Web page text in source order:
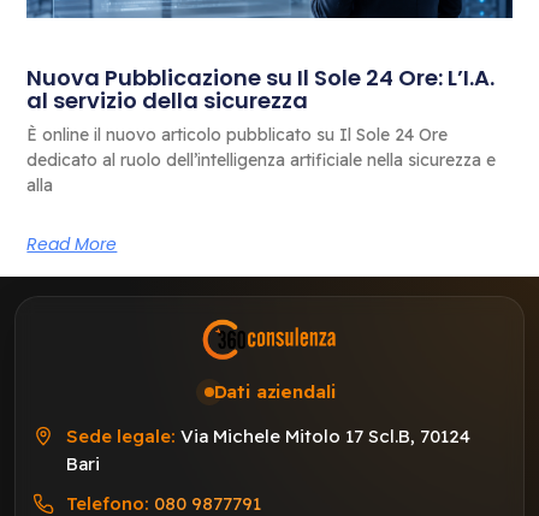
Nuova Pubblicazione su Il Sole 24 Ore: L’I.A.
al servizio della sicurezza
È online il nuovo articolo pubblicato su Il Sole 24 Ore
dedicato al ruolo dell’intelligenza artificiale nella sicurezza e
alla
Read More
Dati aziendali
Sede legale: Via Michele Mitolo 17 Scl.B, 70124
Bari
Telefono: 080 9877791